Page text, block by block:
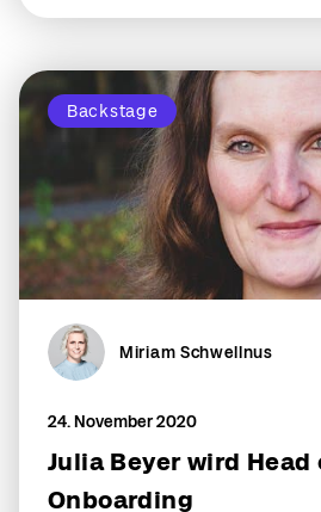
Backstage
Miriam Schwellnus
24. November 2020
Julia Beyer wird Head
Onboarding